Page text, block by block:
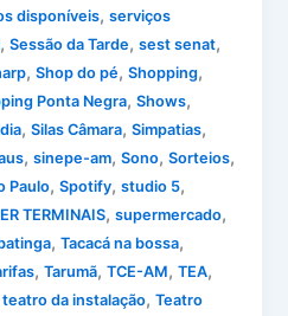
disponíveis,serviços
,Sessão da Tarde,sest senat,
,Shop do pé,Shopping,
Ponta Negra,Shows,
,Silas Câmara,Simpatias,
,sinepe-am,Sono,Sorteios,
Paulo,Spotify,studio 5,
TERMINAIS,supermercado,
,Tacacá na bossa,
,Tarumã,TCE-AM,TEA,
teatro da instalação,Teatro